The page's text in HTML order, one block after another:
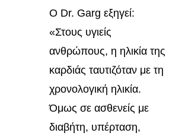
Ο Dr. Garg εξηγεί:
«Στους υγιείς
ανθρώπους, η ηλικία της
καρδιάς ταυτιζόταν με τη
χρονολογική ηλικία.
Όμως σε ασθενείς με
διαβήτη, υπέρταση,